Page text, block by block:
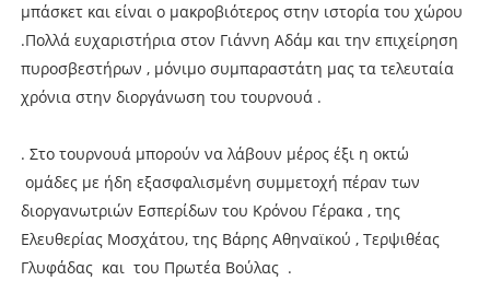
μπάσκετ και είναι ο μακροβιότερος στην ιστορία του χώρου
.Πολλά ευχαριστήρια στον Γιάννη Αδάμ και την επιχείρηση
πυροσβεστήρων , μόνιμο συμπαραστάτη μας τα τελευταία
χρόνια στην διοργάνωση του τουρνουά .
. Στο τουρνουά μπορούν να λάβουν μέρος έξι η οκτώ
ομάδες με ήδη εξασφαλισμένη συμμετοχή πέραν των
διοργανωτριών Εσπερίδων του Κρόνου Γέρακα , της
Ελευθερίας Μοσχάτου, της Βάρης Αθηναϊκού , Τερψιθέας
Γλυφάδας και του Πρωτέα Βούλας .